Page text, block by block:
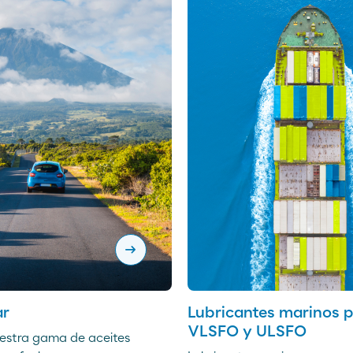
arrow_right_alt
gama de aceites
Lubricantes marinos
VLSFO y ULSFO